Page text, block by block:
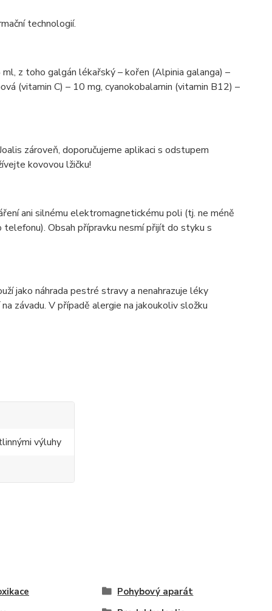
technologií.
z toho galgán lékařský – kořen (Alpinia galanga) –
(vitamin C) – 10 mg, cyanokobalamin (vitamin B12) –
zároveň, doporučujeme aplikaci s odstupem
kovovou lžičku!
ani silnému elektromagnetickému poli (tj. ne méně
Obsah přípravku nesmí přijít do styku s
jako náhrada pestré stravy a nenahrazuje léky
závadu. V případě alergie na jakoukoliv složku
výluhy
Pohybový aparát